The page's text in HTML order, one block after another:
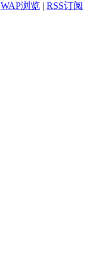
WAP浏览 | RSS订阅